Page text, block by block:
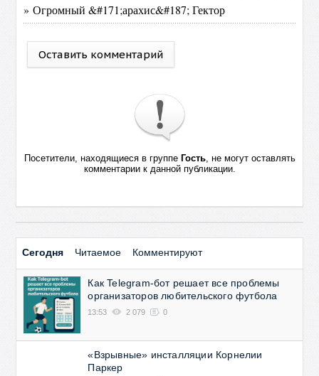
» Огромный &#171;арахис&#187; Гектор
Оставить комментарий
Посетители, находящиеся в группе Гость, не могут оставлять
комментарии к данной публикации.
Сегодня Читаемое Комментируют
Как Telegram-бот решает все проблемы
организаторов любительского футбола
13:53 2 079 0
«Взрывные» инсталляции Корнелии
Паркер